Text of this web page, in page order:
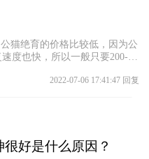
可能会怀恨在心，然后突然对
猫绝育的价格比较低，因为公
度也快，所以一般只要200-
元之间的价格，如果是收费比
育后可能需要住院，那就还要
2022-07-06 17:41:47 回复
好是什么原因？